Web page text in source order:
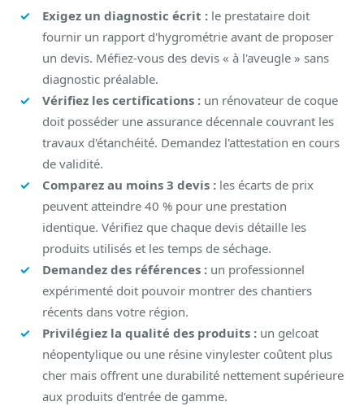
Exigez un diagnostic écrit : le prestataire doit
fournir un rapport d'hygrométrie avant de proposer
un devis. Méfiez-vous des devis « à l'aveugle » sans
diagnostic préalable.
Vérifiez les certifications : un rénovateur de coque
doit posséder une assurance décennale couvrant les
travaux d'étanchéité. Demandez l'attestation en cours
de validité.
Comparez au moins 3 devis : les écarts de prix
peuvent atteindre 40 % pour une prestation
identique. Vérifiez que chaque devis détaille les
produits utilisés et les temps de séchage.
Demandez des références : un professionnel
expérimenté doit pouvoir montrer des chantiers
récents dans votre région.
Privilégiez la qualité des produits : un gelcoat
néopentylique ou une résine vinylester coûtent plus
cher mais offrent une durabilité nettement supérieure
aux produits d'entrée de gamme.